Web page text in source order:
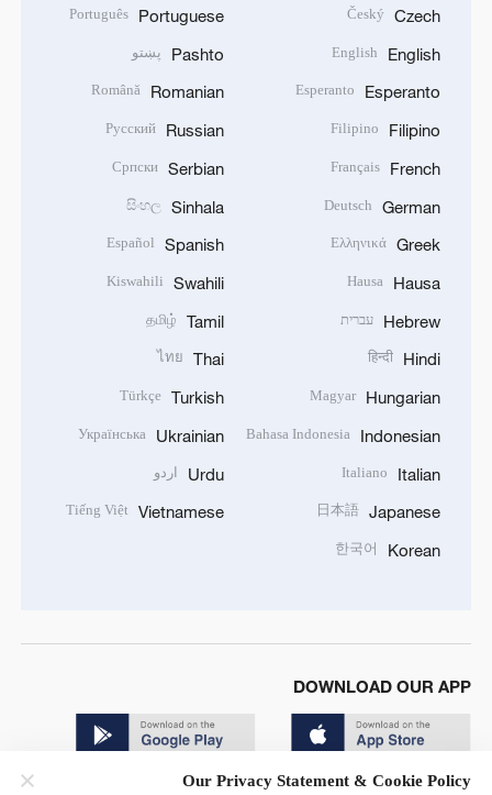
Czech
Český
English
English
Esperanto
Esperanto
Filipino
Filipino
French
Français
German
Deutsch
Greek
Ελληνικά
Hausa
Hausa
Hebrew עברית
Hindi
हिन्दी
Hungarian
Magyar
Indonesian
Bahasa Indonesia
Italian
Italiano
Japanese
日本語
Korean
한국어
Portuguese
Português
Pashto پښتو
Romanian
Română
Russian
Русский
Serbian
Српски
Sinhala
සිංහල
Spanish
Español
Swahili
Kiswahili
Tamil
தமிழ்
Thai
ไทย
Turkish
Türkçe
Ukrainian
Українська
Urdu اردو
Vietnamese
Tiếng Việt
DOWNLOAD OUR APP
Our Privacy Statement & Cookie Policy